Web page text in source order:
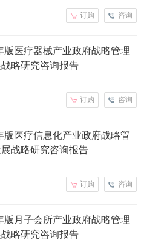
咨询
订购
版医疗器械产业政府战略管理
略研究咨询报告
咨询
订购
版医疗信息化产业政府战略管
战略研究咨询报告
咨询
订购
版月子会所产业政府战略管理
略研究咨询报告